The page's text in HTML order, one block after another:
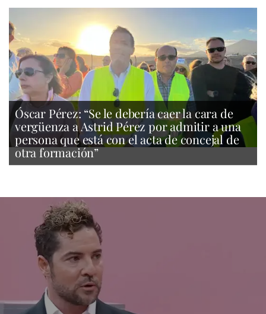
Óscar Pérez: “Se le debería caer la cara de
vergüenza a Astrid Pérez por admitir a una
persona que está con el acta de concejal de
otra formación”